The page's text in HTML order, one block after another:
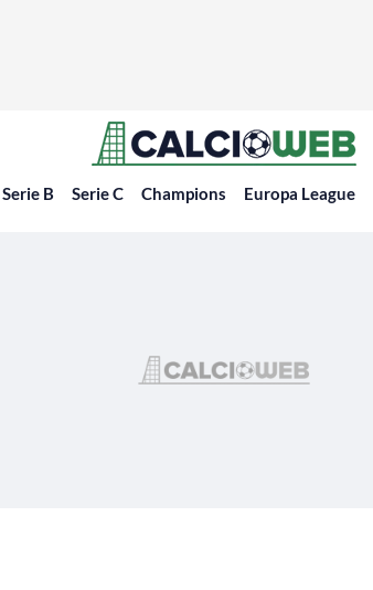
Serie B Serie C Champions Europa League